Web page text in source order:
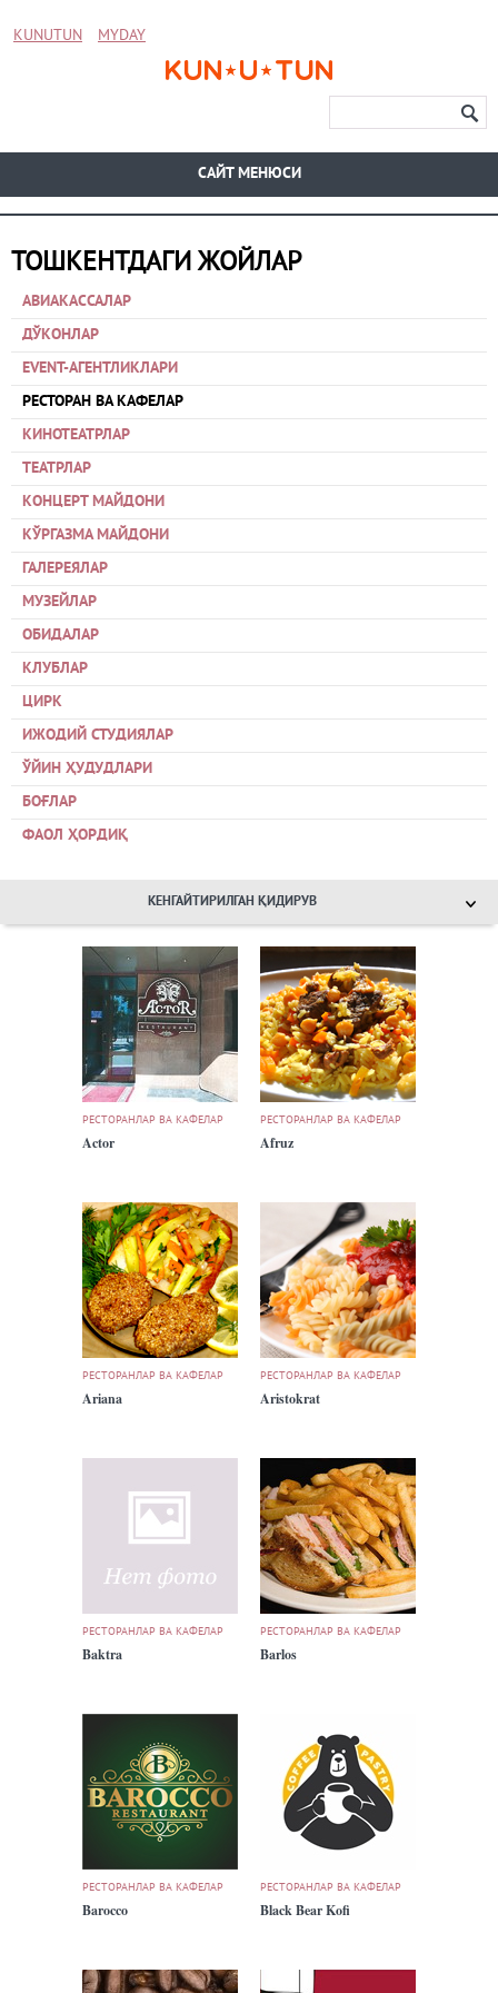
KUNUTUN MYDAY
CАЙТ МЕНЮСИ
ТОШКЕНТДАГИ ЖОЙЛАР
АВИАКАССАЛАР
ДЎКОНЛАР
EVENT-АГЕНТЛИКЛАРИ
РЕСТОРАН ВА КАФЕЛАР
КИНОТЕАТРЛАР
ТЕАТРЛАР
КОНЦЕРТ МАЙДОНИ
КЎРГАЗМА МАЙДОНИ
ГАЛЕРЕЯЛАР
МУЗЕЙЛАР
ОБИДАЛАР
КЛУБЛАР
ЦИРК
ИЖОДИЙ СТУДИЯЛАР
ЎЙИН ҲУДУДЛАРИ
БОҒЛАР
ФАОЛ ҲОРДИҚ
КЕНГАЙТИРИЛГАН ҚИДИРУВ
РЕСТОРАНЛАР ВА КАФЕЛАР
Actor
РЕСТОРАНЛАР ВА КАФЕЛАР
Afruz
РЕСТОРАНЛАР ВА КАФЕЛАР
Ariana
РЕСТОРАНЛАР ВА КАФЕЛАР
Aristokrat
РЕСТОРАНЛАР ВА КАФЕЛАР
Baktra
РЕСТОРАНЛАР ВА КАФЕЛАР
Barlos
РЕСТОРАНЛАР ВА КАФЕЛАР
Barocco
РЕСТОРАНЛАР ВА КАФЕЛАР
Black Bear Kofi